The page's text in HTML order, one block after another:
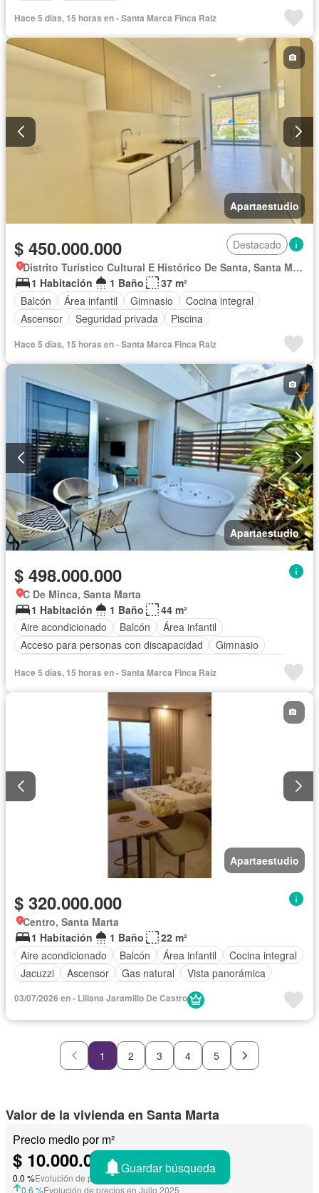
Hace 5 días, 15 horas en - Santa Marca Finca Raiz
Apartaestudio
$ 450.000.000
Destacado
Distrito Turístico Cultural E Histórico De Santa, Santa Marta
1 Habitación
1 Baño
37 m²
Balcón
Área infantil Gimnasio
Cocina integral
Ascensor
Seguridad privada Piscina
Hace 5 días, 15 horas en - Santa Marca Finca Raiz
Apartaestudio
$ 498.000.000
C De Minca, Santa Marta
1 Habitación
1 Baño
44 m²
Aire acondicionado
Balcón
Área infantil
Acceso para personas con discapacidad
Gimnasio
Agua
Hace 5 días, 15 horas en - Santa Marca Finca Raiz
Apartaestudio
$ 320.000.000
Centro, Santa Marta
1 Habitación
1 Baño
22 m²
Aire acondicionado
Balcón Área infantil
Cocina integral
Jacuzzi
Ascensor Gas natural
Vista panorámica
03/07/2026 en - Liliana Jaramillo De Castro
1 2 3 4 5
Valor de la vivienda en Santa Marta
Precio medio por m²
$ 10.000.000/m²
0.0 %Evolución de precios en Junio 2026
0.6 %Evolución de precios en Julio 2025
Guardar búsqueda